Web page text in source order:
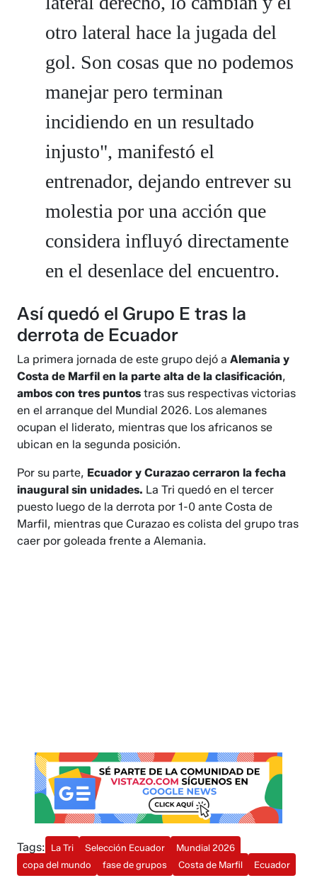
otro lateral hace la jugada del
gol. Son cosas que no podemos
manejar pero terminan
incidiendo en un resultado
injusto", manifestó el
entrenador, dejando entrever su
molestia por una acción que
considera influyó directamente
en el desenlace del encuentro.
Así quedó el Grupo E tras la
derrota de Ecuador
La primera jornada de este grupo dejó aAlemania y
Costa de Marfil en la parte alta de la clasificación,
ambos con tres puntos tras sus respectivas victorias
en el arranque del Mundial 2026. Los alemanes
ocupan el liderato, mientras que los africanos se
ubican en la segunda posición.
Por su parte, Ecuador y Curazao cerraron la fecha
inaugural sin unidades. La Tri quedó en el tercer
puesto luego de la derrota por 1-0 ante Costa de
Marfil, mientras que Curazao es colista del grupo tras
caer por goleada frente a Alemania.
Tags: La Tri Selección Ecuador
Mundial 2026
copa del mundo
fase de grupos Costa de Marfil Ecuador